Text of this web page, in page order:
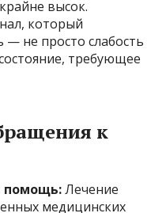
высок.
который
— не просто слабость
требующее
к
помощь:Лечение
медицинских